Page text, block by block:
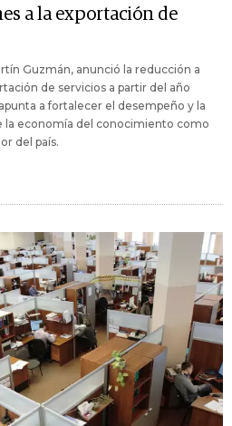
a la exportación de
Guzmán, anunció la reducción a
de servicios a partir del año
a fortalecer el desempeño y la
la economía del conocimiento como
del país.